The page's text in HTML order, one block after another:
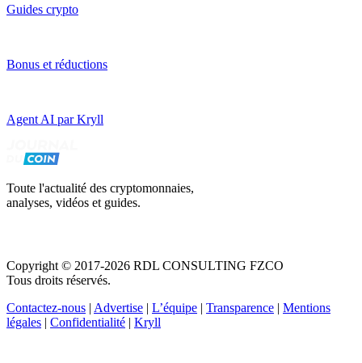
Guides crypto
Bonus et réductions
Agent AI par Kryll
Toute l'actualité des cryptomonnaies,
analyses, vidéos et guides.
Copyright © 2017-2026 RDL CONSULTING FZCO
Tous droits réservés.
Contactez-nous | Advertise | L’équipe | Transparence | Mentions
légales | Confidentialité | Kryll